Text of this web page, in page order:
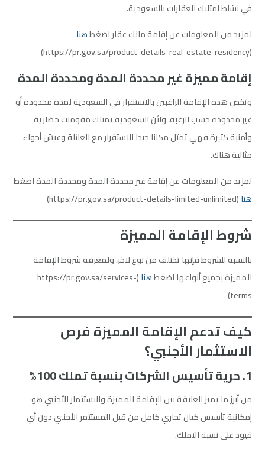
في نشاط امتلاك العقارات بالسعودية.
لمزيد من المعلومات عن إقامة مالك عقار اضغطهنا
(https://pr.gov.sa/product-details-real-estate-residency)
إقامة مميزة غير محددة المدة ومحددة المدة
وتخص هذه الإقامة الراغبين بالاستقرار في السعودية لمدة محدودة أو
غير محدودة حسب الرغبة، ولأن السعودية تمتلك مقومات حضارية
وأمنية كثيرة فهي تمثل مكانا جيدا للاستقرار مع العائلة وعيش أجواء
مثالية هناك.
لمزيد من المعلومات عن إقامة غير محددة المدة ومحددة المدة اضغط
هنا(https://pr.gov.sa/product-details-limited-unlimited)
شروط الإقامة المميزة
بالنسبة للشروط فإنها تختلف من نوع لآخر، ولمعرفة شروط الإقامة
المميزة بجميع أنواعها اضغطهنا (https://pr.gov.sa/services-
terms)
كيف تدعم الإقامة المميزة فرص
الاستثمار الأجنبي؟
1. حرية تأسيس الشركات بنسبة تملك 100%
من أبرز ما يميز العلاقة بين الإقامة المميزة والاستثمار الأجنبي هو
إمكانية تأسيس كيان تجاري كامل من قبل المستثمر الأجنبي دون أي
قيود على نسبة التملك.